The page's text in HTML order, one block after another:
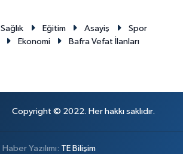
Sağlık Eğitim Asayiş
Spor
Ekonomi
Bafra Vefat İlanları
Copyright © 2022. Her hakkı saklıdır.
Haber Yazılımı: TE Bilişim